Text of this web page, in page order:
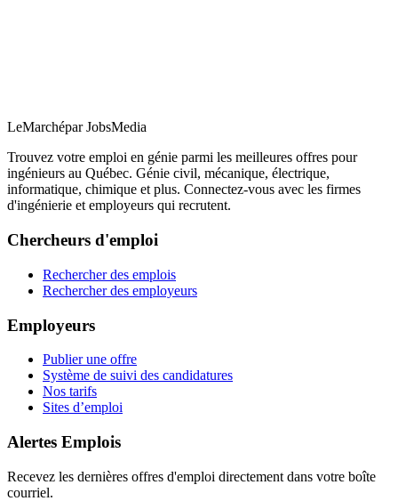
LeMarchépar JobsMedia
Trouvez votre emploi en génie parmi les meilleures offres pour
ingénieurs au Québec. Génie civil, mécanique, électrique,
informatique, chimique et plus. Connectez-vous avec les firmes
d'ingénierie et employeurs qui recrutent.
Chercheurs d'emploi
Rechercher des emplois
Rechercher des employeurs
Employeurs
Publier une offre
Système de suivi des candidatures
Nos tarifs
Sites d’emploi
Alertes Emplois
Recevez les dernières offres d'emploi directement dans votre boîte
courriel.